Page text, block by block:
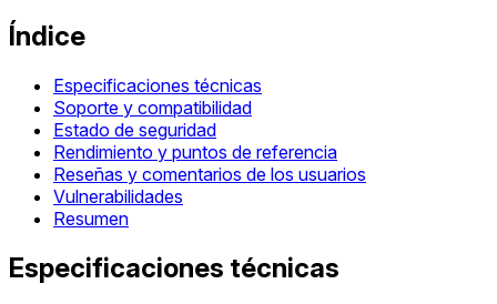
Índice
Especificaciones técnicas
Soporte y compatibilidad
Estado de seguridad
Rendimiento y puntos de referencia
Reseñas y comentarios de los usuarios
Vulnerabilidades
Resumen
Especificaciones técnicas